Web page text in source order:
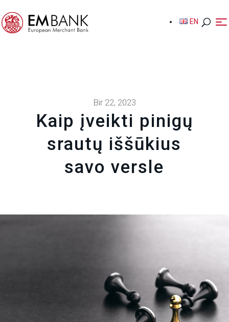
EN
EN
Bir 22, 2023
Kaip įveikti pinigų
srautų iššūkius
savo versle